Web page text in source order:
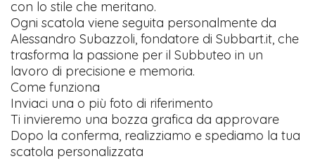
con lo stile che meritano.
Ogni scatola viene seguita personalmente da
Alessandro Subazzoli, fondatore di Subbart.it, che
trasforma la passione per il Subbuteo in un
lavoro di precisione e memoria.
Come funziona
Inviaci una o più foto di riferimento
Ti invieremo una bozza grafica da approvare
Dopo la conferma, realizziamo e spediamo la tua
scatola personalizzata